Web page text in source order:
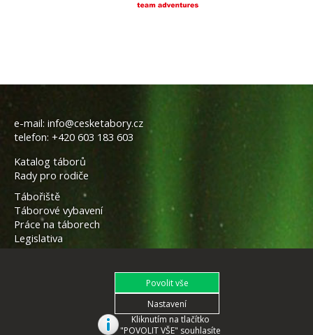
e-mail: info@cesketabory.cz
telefon: +420 603 183 603
Katalog táborů
Rady pro rodiče
Tábořiště
Táborové vybavení
Práce na táborech
Legislativa
Kliknutím na tlačítko
"POVOLIT VŠE" souhlasíte